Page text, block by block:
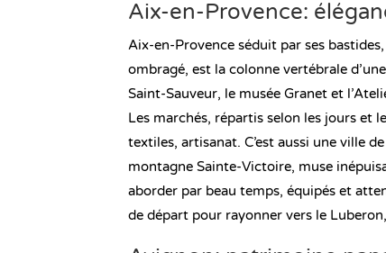
Aix-en-Provence:
Aix-en-Provence séduit par ses
ombragé, est la colonne vertébrale
Saint-Sauveur, le musée Granet et
Les marchés, répartis selon les jours et
textiles, artisanat. C’est aussi une ville
montagne Sainte-Victoire, muse
aborder par beau temps, équipés et
de départ pour rayonner vers le